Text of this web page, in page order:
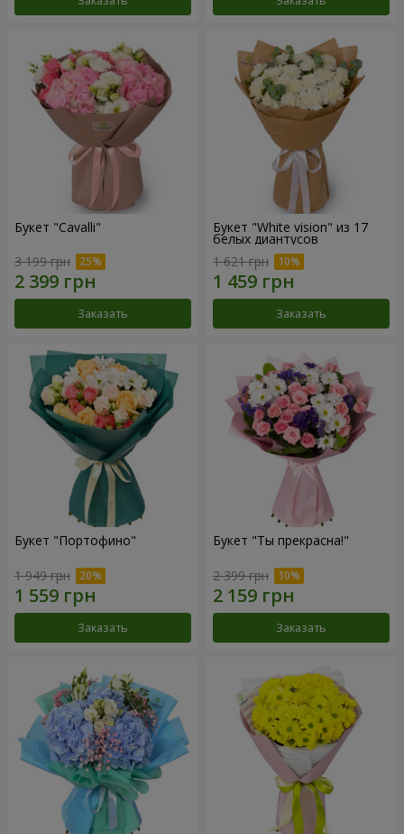
Букет "Cаvalli"
3 199 грн
Заказать
Букет "White vision" из 17
белых диантусов
1 621 грн
Заказать
Букет "Портофино"
1 949 грн
Заказать
Букет "Ты прекрасна!"
2 399 грн
Заказать